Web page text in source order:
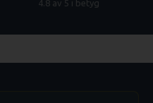
4.8 av 5 i betyg